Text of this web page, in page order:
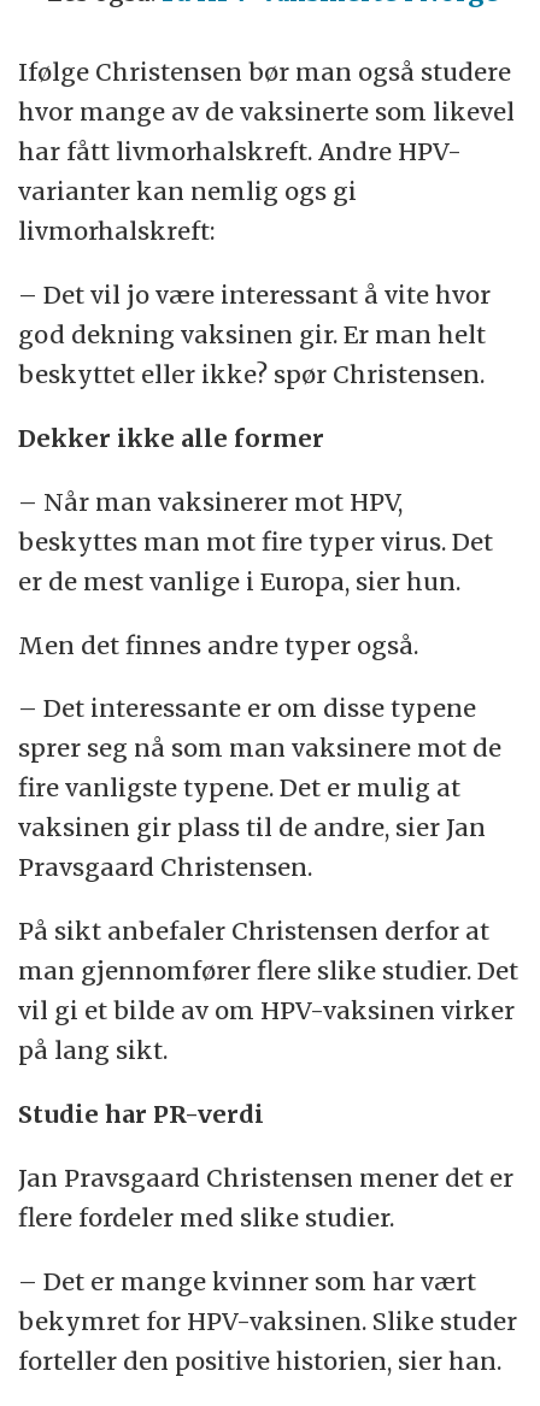
Ifølge Christensen bør man også studere
hvor mange av de vaksinerte som likevel
har fått livmorhalskreft. Andre HPV-
varianter kan nemlig ogs gi
livmorhalskreft:
– Det vil jo være interessant å vite hvor
god dekning vaksinen gir. Er man helt
beskyttet eller ikke? spør Christensen.
Dekker ikke alle former
– Når man vaksinerer mot HPV,
beskyttes man mot fire typer virus. Det
er de mest vanlige i Europa, sier hun.
Men det finnes andre typer også.
– Det interessante er om disse typene
sprer seg nå som man vaksinere mot de
fire vanligste typene. Det er mulig at
vaksinen gir plass til de andre, sier Jan
Pravsgaard Christensen.
På sikt anbefaler Christensen derfor at
man gjennomfører flere slike studier. Det
vil gi et bilde av om HPV-vaksinen virker
på lang sikt.
Studie har PR-verdi
Jan Pravsgaard Christensen mener det er
flere fordeler med slike studier.
– Det er mange kvinner som har vært
bekymret for HPV-vaksinen. Slike studer
forteller den positive historien, sier han.